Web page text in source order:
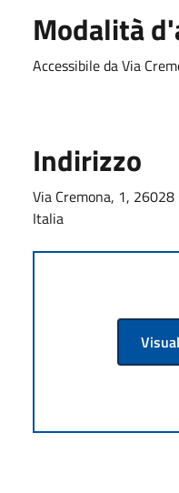
Modalità
Accessibile da Via
Indirizzo
Via Cremona, 1, 26028
Italia